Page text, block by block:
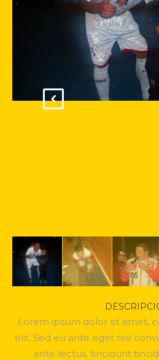
Lorem ipsum dolor sit amet,
elit. Sed eu ante eget nisl
ante lectus, tincidunt